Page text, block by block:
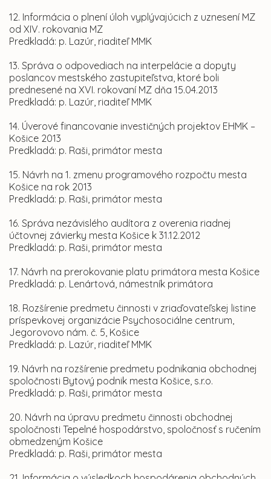
12. Informácia o plnení úloh vyplývajúcich z uznesení MZ
od XIV. rokovania MZ
Predkladá: p. Lazúr, riaditeľ MMK
13. Správa o odpovediach na interpelácie a dopyty
poslancov mestského zastupiteľstva, ktoré boli
prednesené na XVI. rokovaní MZ dňa 15.04.2013
Predkladá: p. Lazúr, riaditeľ MMK
14. Úverové financovanie investičných projektov EHMK –
Košice 2013
Predkladá: p. Raši, primátor mesta
15. Návrh na 1. zmenu programového rozpočtu mesta
Košice na rok 2013
Predkladá: p. Raši, primátor mesta
16. Správa nezávislého audítora z overenia riadnej
účtovnej závierky mesta Košice k 31.12.2012
Predkladá: p. Raši, primátor mesta
17. Návrh na prerokovanie platu primátora mesta Košice
Predkladá: p. Lenártová, námestník primátora
18. Rozšírenie predmetu činnosti v zriaďovateľskej listine
príspevkovej organizácie Psychosociálne centrum,
Jegorovovo nám. č. 5, Košice
Predkladá: p. Lazúr, riaditeľ MMK
19. Návrh na rozšírenie predmetu podnikania obchodnej
spoločnosti Bytový podnik mesta Košice, s.r.o.
Predkladá: p. Raši, primátor mesta
20. Návrh na úpravu predmetu činnosti obchodnej
spoločnosti Tepelné hospodárstvo, spoločnosť s ručením
obmedzeným Košice
Predkladá: p. Raši, primátor mesta